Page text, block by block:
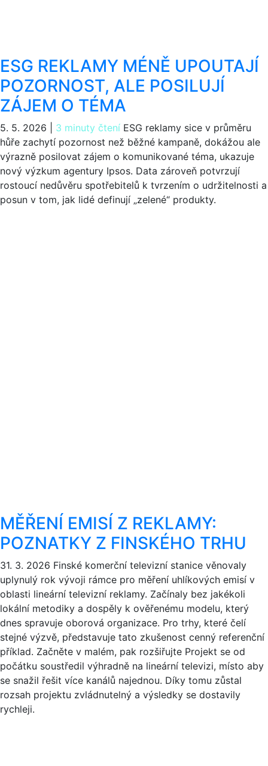
ESG REKLAMY MÉNĚ UPOUTAJÍ
POZORNOST, ALE POSILUJÍ
ZÁJEM O TÉMA
5. 5. 2026 3 minuty čtení ESG reklamy sice v průměru
hůře zachytí pozornost než běžné kampaně, dokážou ale
výrazně posilovat zájem o komunikované téma, ukazuje
nový výzkum agentury Ipsos. Data zároveň potvrzují
rostoucí nedůvěru spotřebitelů k tvrzením o udržitelnosti a
posun v tom, jak lidé definují „zelené“ produkty.
MĚŘENÍ EMISÍ Z REKLAMY:
POZNATKY Z FINSKÉHO TRHU
31. 3. 2026 Finské komerční televizní stanice věnovaly
uplynulý rok vývoji rámce pro měření uhlíkových emisí v
oblasti lineární televizní reklamy. Začínaly bez jakékoli
lokální metodiky a dospěly k ověřenému modelu, který
dnes spravuje oborová organizace. Pro trhy, které čelí
stejné výzvě, představuje tato zkušenost cenný referenční
příklad. Začněte v malém, pak rozšiřujte Projekt se od
počátku soustředil výhradně na lineární televizi, místo aby
se snažil řešit více kanálů najednou. Díky tomu zůstal
rozsah projektu zvládnutelný a výsledky se dostavily
rychleji.